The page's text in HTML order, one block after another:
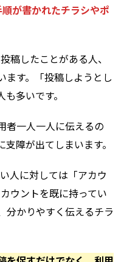
が書かれたチラシやポ
稿したことがある人、
ます。「投稿しようとし
多いです。
者一人一人に伝えるの
障が出てしまいます。
人に対しては「アカウ
ウントを既に持ってい
分かりやすく伝えるチラ